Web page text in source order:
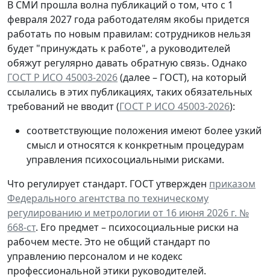
В СМИ прошла волна публикаций о том, что с 1
февраля 2027 года работодателям якобы придется
работать по новым правилам: сотрудников нельзя
будет "принуждать к работе", а руководителей
обяжут регулярно давать обратную связь. Однако
ГОСТ Р ИСО 45003-2026(далее – ГОСТ), на который
ссылались в этих публикациях, таких обязательных
требований не вводит (ГОСТ Р ИСО 45003-2026):
соответствующие положения имеют более узкий
смысл и относятся к конкретным процедурам
управления психосоциальными рисками.
Что регулирует стандарт. ГОСТ утвержден приказом
Федерального агентства по техническому
регулированию и метрологии от 16 июня 2026 г. №
668-ст. Его предмет – психосоциальные риски на
рабочем месте. Это не общий стандарт по
управлению персоналом и не кодекс
профессиональной этики руководителей.